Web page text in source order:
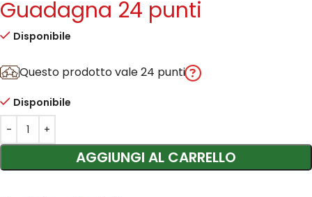
Guadagna 24 punti
Disponibile
Questo prodotto vale 24 punti
Disponibile
AGGIUNGI AL CARRELLO